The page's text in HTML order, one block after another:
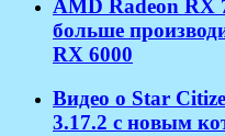
AMD Radeon RX
больше
RX 6000
Видео о Star
3.17.2 с новым